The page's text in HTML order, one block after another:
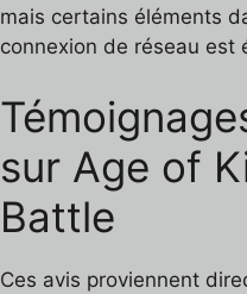
mais certains éléments
connexion de réseau est
sur Age of
Battle
Ces avis proviennent